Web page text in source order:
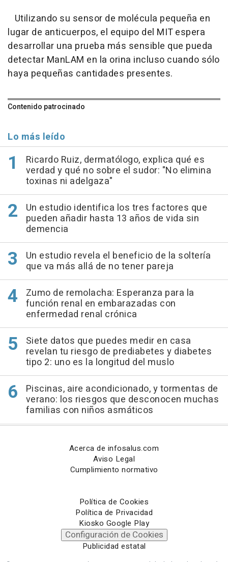
Utilizando su sensor de molécula pequeña en
lugar de anticuerpos, el equipo del MIT espera
desarrollar una prueba más sensible que pueda
detectar ManLAM en la orina incluso cuando sólo
haya pequeñas cantidades presentes.
Contenido patrocinado
Lo más leído
Ricardo Ruiz, dermatólogo, explica qué es
verdad y qué no sobre el sudor: "No elimina
toxinas ni adelgaza"
Un estudio identifica los tres factores que
pueden añadir hasta 13 años de vida sin
demencia
Un estudio revela el beneficio de la soltería
que va más allá de no tener pareja
Zumo de remolacha: Esperanza para la
función renal en embarazadas con
enfermedad renal crónica
Siete datos que puedes medir en casa
revelan tu riesgo de prediabetes y diabetes
tipo 2: uno es la longitud del muslo
Piscinas, aire acondicionado, y tormentas de
verano: los riesgos que desconocen muchas
familias con niños asmáticos
Acerca de infosalus.com
Aviso Legal
Cumplimiento normativo
Política de Cookies
Política de Privacidad
Kiosko Google Play
Configuración de Cookies
Publicidad estatal